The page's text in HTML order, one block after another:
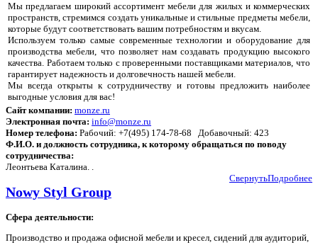
Мы предлагаем широкий ассортимент мебели для жилых и коммерческих
пространств, стремимся создать уникальные и стильные предметы мебели,
которые будут соответствовать вашим потребностям и вкусам.
Используем только самые современные технологии и оборудование для
производства мебели, что позволяет нам создавать продукцию высокого
качества. Работаем только с проверенными поставщиками материалов, что
гарантирует надежность и долговечность нашей мебели.
Мы всегда открыты к сотрудничеству и готовы предложить наиболее
выгодные условия для вас!
Сайт компании: monze.ru
Электронная почта: info@monze.ru
Номер телефона: Рабочий: +7(495) 174-78-68 Добавочный: 423
Ф.И.О. и должность сотрудника, к которому обращаться по поводу
сотрудничества:
Леонтьева Каталина. .
Подробнее
Свернуть
Nowy Styl Group
Сфера деятельности:
Производство и продажа офисной мебели и кресел, сидений для аудиторий,